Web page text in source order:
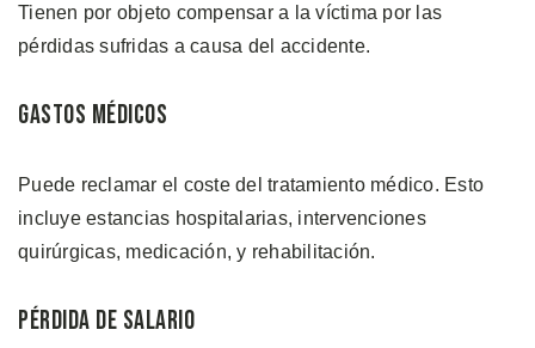
Tienen por objeto compensar a la víctima por las
pérdidas sufridas a causa del accidente.
Gastos Médicos
Puede reclamar el coste del tratamiento médico. Esto
incluye estancias hospitalarias, intervenciones
quirúrgicas, medicación, y rehabilitación.
Pérdida de Salario